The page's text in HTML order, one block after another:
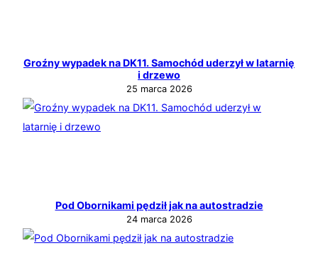
Groźny wypadek na DK11. Samochód uderzył w latarnię
i drzewo
25 marca 2026
Pod Obornikami pędził jak na autostradzie
24 marca 2026